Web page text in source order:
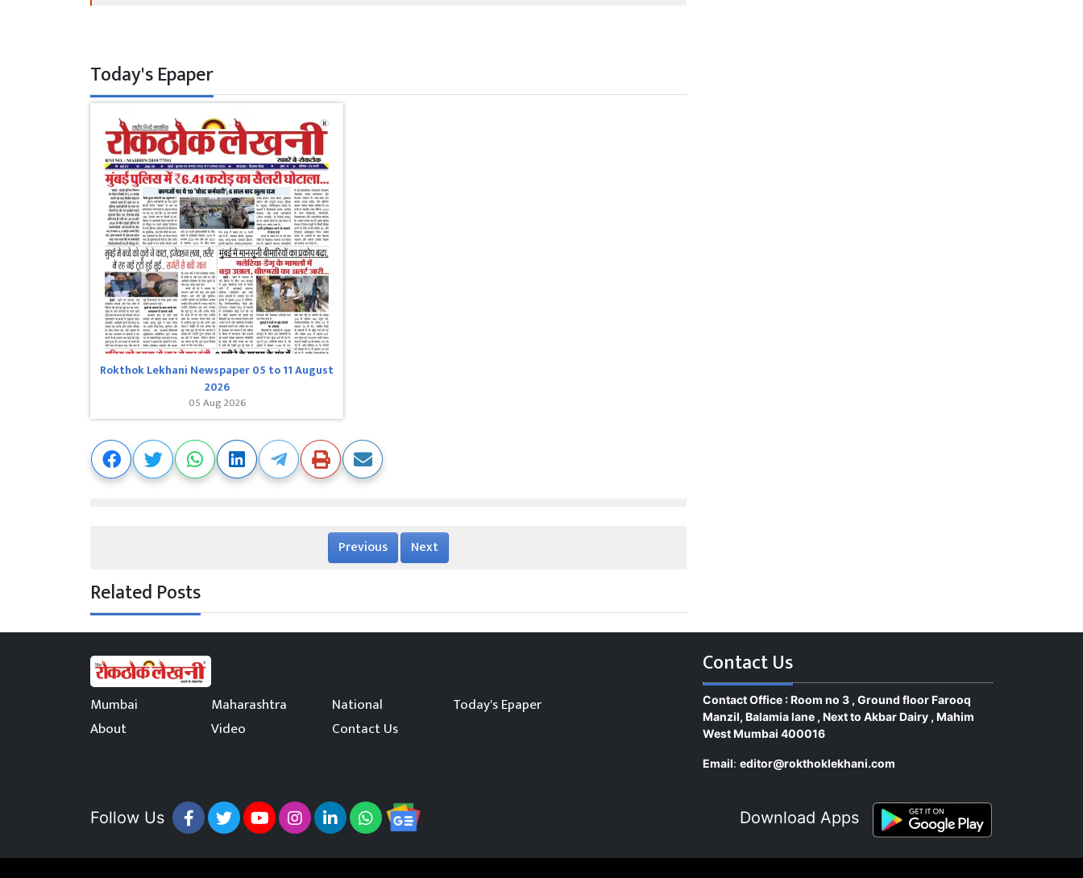
Today's Epaper
Rokthok Lekhani Newspaper 05 to 11 August
2026
05 Aug 2026
Previous Next
Related Posts
Mumbai Maharashtra National
Today's Epaper
About
Video Contact Us
Contact Us
Contact Office : Room no 3 , Ground floor Farooq
Manzil, Balamia lane , Next to Akbar Dairy , Mahim
West Mumbai 400016
Email: editor@rokthoklekhani.com
Download Apps